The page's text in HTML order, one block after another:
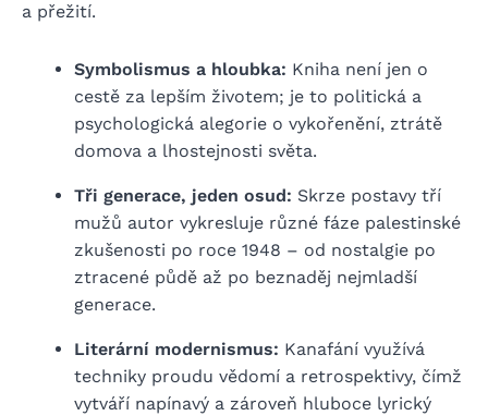
a přežití.
Symbolismus a hloubka: Kniha není jen o
cestě za lepším životem; je to politická a
psychologická alegorie o vykořenění, ztrátě
domova a lhostejnosti světa.
Tři generace, jeden osud: Skrze postavy tří
mužů autor vykresluje různé fáze palestinské
zkušenosti po roce 1948 – od nostalgie po
ztracené půdě až po beznaděj nejmladší
generace.
Literární modernismus: Kanafání využívá
techniky proudu vědomí a retrospektivy, čímž
vytváří napínavý a zároveň hluboce lyrický